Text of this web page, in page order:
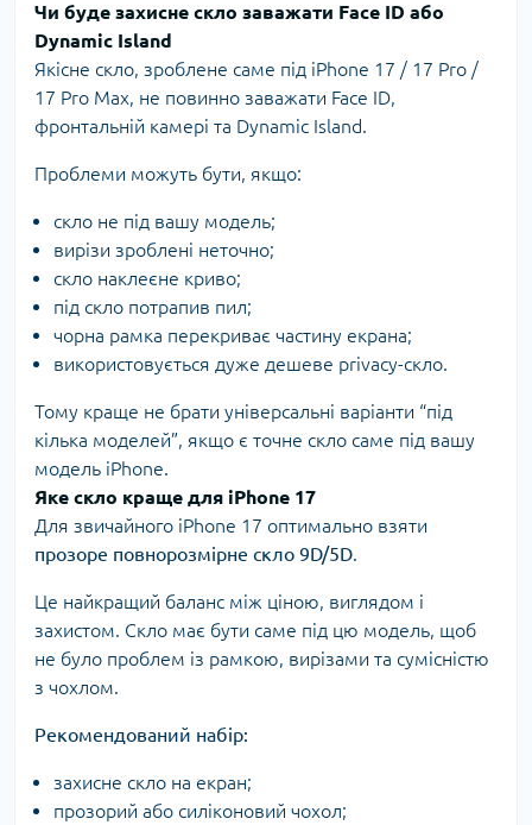
Чи буде захисне скло заважати Face ID або
Dynamic Island
Якісне скло, зроблене саме під iPhone 17 / 17 Pro /
17 Pro Max, не повинно заважати Face ID,
фронтальній камері та Dynamic Island.
Проблеми можуть бути, якщо:
скло не під вашу модель;
вирізи зроблені неточно;
скло наклеєне криво;
під скло потрапив пил;
чорна рамка перекриває частину екрана;
використовується дуже дешеве privacy-скло.
Тому краще не брати універсальні варіанти “під
кілька моделей”, якщо є точне скло саме під вашу
модель iPhone.
Яке скло краще для iPhone 17
Для звичайного iPhone 17 оптимально взяти
прозоре повнорозмірне скло 9D/5D.
Це найкращий баланс між ціною, виглядом і
захистом. Скло має бути саме під цю модель, щоб
не було проблем із рамкою, вирізами та сумісністю
з чохлом.
Рекомендований набір:
захисне скло на екран;
прозорий або силіконовий чохол;